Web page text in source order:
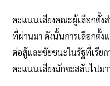
คะแนนเสียงคณะผู้เลือกตั้
ที่ผ่านมา ดังนั้นการเลือกตั้ง
ต่อสู้และชัยชนะในรัฐที่เรียก
คะแนนเสียงมักจะสลับไปมา